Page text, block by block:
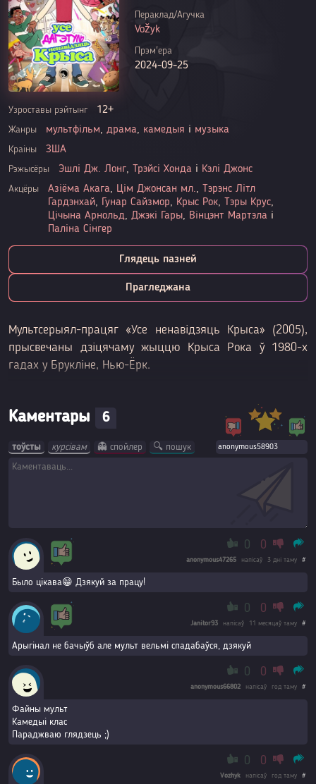
Пераклад/Агучка
Vožyk
Прэм'ера
2024-09-25
Узроставы рэйтынг 12+
Жанры мультфільм, драма, камедыя і музыка
Краіны ЗША
Рэжысёры Эшлі Дж. Лонг, Трэйсі Хонда і Кэлі Джонс
Акцёры Азіёма Акага, Цім Джонсан мл., Тэрэнс Літл
Гардэнхай, Гунар Сайзмор, Крыс Рок, Тэры Крус,
Цічына Арнольд, Джэкі Гары, Вінцэнт Мартэла і
Паліна Сінгер
Глядець пазней
Прагледжана
Мультсерыял-працяг «Усе ненавідзяць Крыса» (2005),
прысвечаны дзіцячаму жыццю Крыса Рока ў 1980-х
гадах у Брукліне, Нью-Ёрк.
Каментары 6
тоўсты курсівам 👻 спойлер 🔍 пошук
0 0
anonymous47265 напісаў 3 дні таму #
Было цікава😁 Дзякуй за працу!
0 0
Janitor93 напісаў 11 месяцаў таму #
Арыгінал не бачыўб але мульт вельмі спадабаўся, дзякуй
0 0
anonymous66802 напісаў год таму #
Файны мульт
Камедыі клас
Параджваю глядзець ;)
0 0
Vozhyk напісаў год таму #